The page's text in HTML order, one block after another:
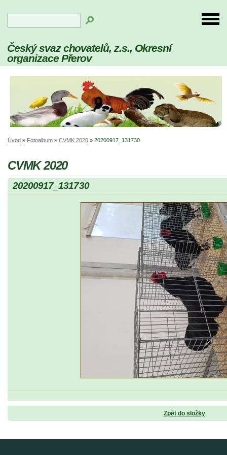
Český svaz chovatelů, z.s., Okresní
organizace Přerov
Úvod » Fotoalbum » CVMK 2020 » 20200917_131730
CVMK 2020
20200917_131730
Zpět do složky